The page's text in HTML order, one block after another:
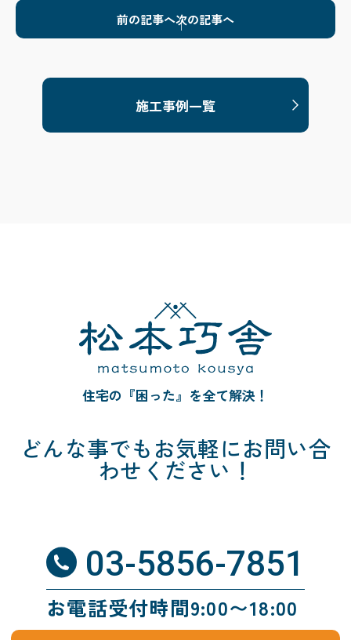
前の記事へ次の記事へ
施工事例一覧
住宅の『困った』を全て解決！
どんな事でも お気軽にお問い合
わせください！
03-5856-7851
お電話受付時間9:00〜18:00